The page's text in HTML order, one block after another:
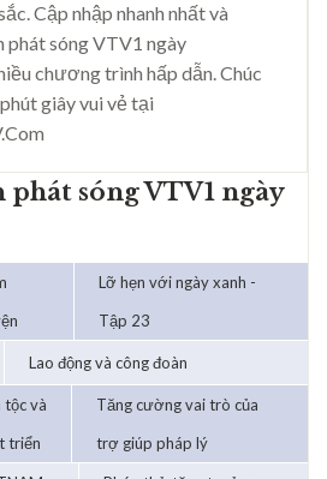
Cập nhập nhanh nhất và
phát sóng VTV1 ngày
chương trình hấp dẫn. Chúc
giây vui vẻ tại
sóng VTV1 ngày
Lỡ hẹn với ngày xanh -
Tập 23
Lao động và công đoàn
tộc và
triển
Tăng cường vai trò của
trợ giúp pháp lý